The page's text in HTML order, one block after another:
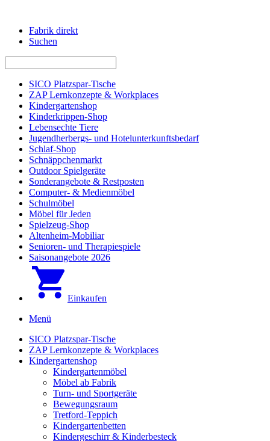
Fabrik direkt
Suchen
SICO Platzspar-Tische
ZAP Lernkonzepte & Workplaces
Kindergartenshop
Kinderkrippen-Shop
Lebensechte Tiere
Jugendherbergs- und Hotelunterkunftsbedarf
Schlaf-Shop
Schnäppchenmarkt
Outdoor Spielgeräte
Sonderangebote & Restposten
Computer- & Medienmöbel
Schulmöbel
Möbel für Jeden
Spielzeug-Shop
Altenheim-Mobiliar
Senioren- und Therapiespiele
Saisonangebote 2026
Einkaufen
Menü
SICO Platzspar-Tische
ZAP Lernkonzepte & Workplaces
Kindergartenshop
Kindergartenmöbel
Möbel ab Fabrik
Turn- und Sportgeräte
Bewegungsraum
Tretford-Teppich
Kindergartenbetten
Kindergeschirr & Kinderbesteck